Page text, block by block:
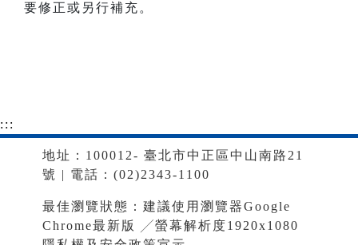
要修正或另行補充。
:::
地址：100012- 臺北市中正區中山南路21
號 | 電話：(02)2343-1100
最佳瀏覽狀態：建議使用瀏覽器Google
Chrome最新版 ╱螢幕解析度1920x1080